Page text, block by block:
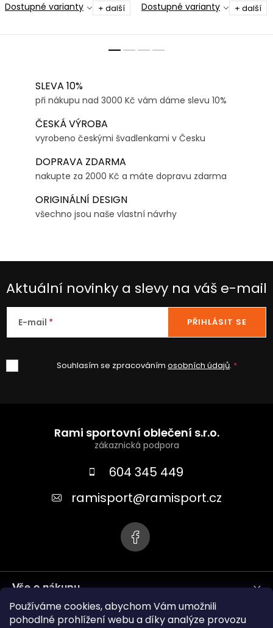
Používáme cookies, abychom Vám umožnili
pohodlné prohlížení webu a díky analýze provozu
Dostupné varianty + další Dostupné varianty + další
SLEVA 10%
při nákupu nad 3000 Kč vám dáme slevu 10%
ČESKÁ VÝROBA
vyrobeno českými švadlenkami v Česku
DOPRAVA ZDARMA
nakupte za 2000 Kč a máte dopravu zdarma
ORIGINÁLNÍ DESIGN
všechno jsou naše vlastní návrhy
Aktuální novinky a slevy na váš e-mail
E-mail
Souhlasím se zpracováním osobních údajů.
PŘIHLÁSIT SE
Rami sportovní oblečení s.r.o.
604 345 449
ramisport@ramisport.cz
Vše o nákupu
Informace pro vás